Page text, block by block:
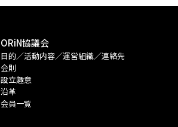
ORiN協議会
目的／活動内容／運営組織／連絡先
会則
設立趣意
沿革
会員一覧